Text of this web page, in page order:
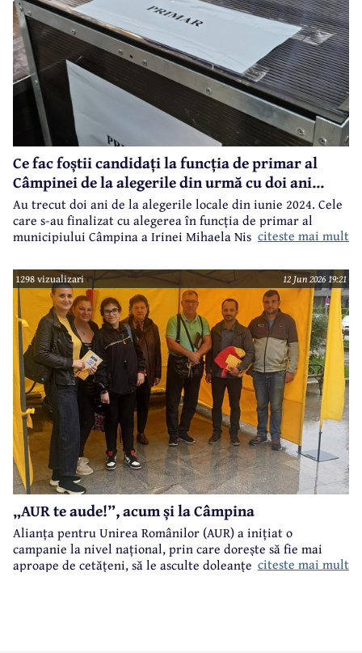
Ce fac foștii candidați la funcția de primar al
Câmpinei de la alegerile din urmă cu doi ani...
Au trecut doi ani de la alegerile locale din iunie 2024. Cele
care s-au finalizat cu alegerea în funcția de primar al
municipiului Câmpina a Irinei Mihaela Nistor, care l-a
Moldoveanu.
citeste mai mult
1298 vizualizari 12 Jun 2026 19:21
„AUR te aude!”, acum și la Câmpina
Alianța pentru Unirea Românilor (AUR) a inițiat o
campanie la nivel național, prin care dorește să fie mai
aproape de cetățeni, să le asculte doleanțele și problemele.
citeste mai mult